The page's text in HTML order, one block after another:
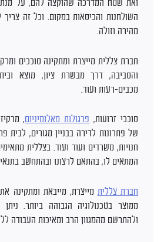
ואת שטח המדרכה שהוקצה להם, על
השולחנות והכיסאות במקום. וכל זה
מהירה וזולה.
חברת צללית מייצרת ומתקינה סוככים
והסביבה, דרך מבשרת ציון, מוצא
מכבים-רעות ועוד.
סוככי זרועות, פרגולות מאלומיניום,
של פתרונות לדירה בבניין מגורים, לבית
חנויות, משרדים ועוד ועוד. בצללית
המתאים לו, בהתאם לרצונו ובהתחשב
חברת צללית מייצרת, מייבאת ומתקינה
ממוצר בטכנולוגיה הגבוהה ביותר.
ולהתרשם מהמגוון הרב ומאיכות העבודה